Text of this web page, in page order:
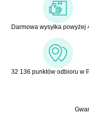
Darmowa wysyłka powyżej
32 136 punktów odbioru w